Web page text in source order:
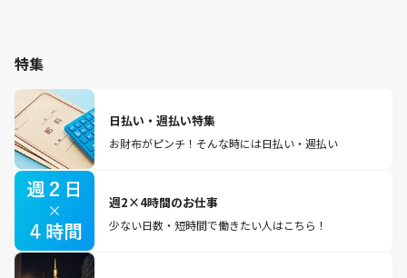
特集
日払い・週払い特集
お財布がピンチ！そんな時には日払い・週払い
週2×4時間のお仕事
少ない日数・短時間で働きたい人はこちら！